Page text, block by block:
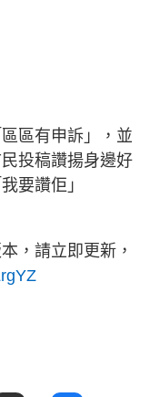
區有申訴」，並
投稿讚揚身邊好
要讚佢」
，請立即更新，